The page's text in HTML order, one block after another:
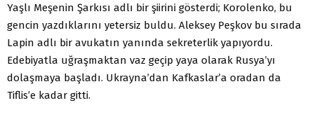
Yaşlı Meşenin Şarkısı adlı bir şiirini gösterdi; Korolenko, bu
gencin yazdıklarını yetersiz buldu. Aleksey Peşkov bu sırada
Lapin adlı bir avukatın yanında sekreterlik yapıyordu.
Edebiyatla uğraşmaktan vaz geçip yaya olarak Rusya’yı
dolaşmaya başladı. Ukrayna’dan Kafkaslar’a oradan da
Tiflis’e kadar gitti.